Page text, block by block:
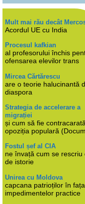
Mult mai rău decât
Acordul UE cu India
Procesul kafkian
al profesorului închis
ofensarea elevilor trans
Mircea Cărtărescu
are o teorie halucinantă
diaspora
Strategia de accelerare a
migrației
și cum să fie contracarată
opoziția populară
Fostul șef al CIA
ne învață cum se rescriu
de istorie
Unirea cu Moldova
capcana patrioților în fața
impedimentelor practice